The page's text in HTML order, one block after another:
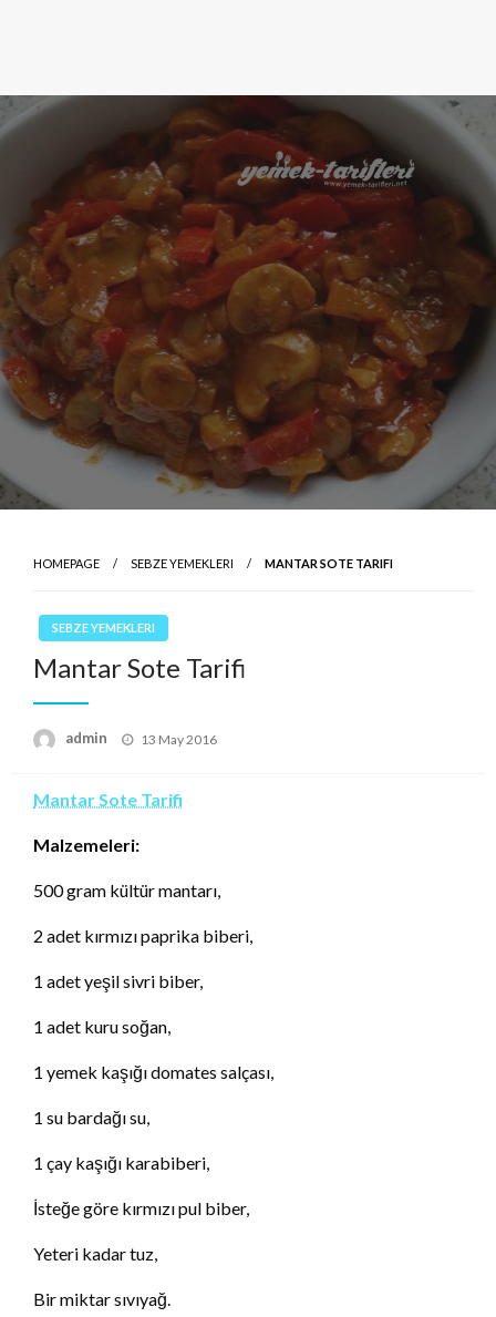
HOMEPAGE SEBZE YEMEKLERI MANTAR SOTE TARIFI
SEBZE YEMEKLERI
Mantar Sote Tarifi
admin
Posted
13 May 2016
Mantar Sote Tarifi
Malzemeleri:
500 gram kültür mantarı,
2 adet kırmızı paprika biberi,
1 adet yeşil sivri biber,
1 adet kuru soğan,
1 yemek kaşığı domates salçası,
1 su bardağı su,
1 çay kaşığı karabiberi,
İsteğe göre kırmızı pul biber,
Yeteri kadar tuz,
Bir miktar sıvıyağ.